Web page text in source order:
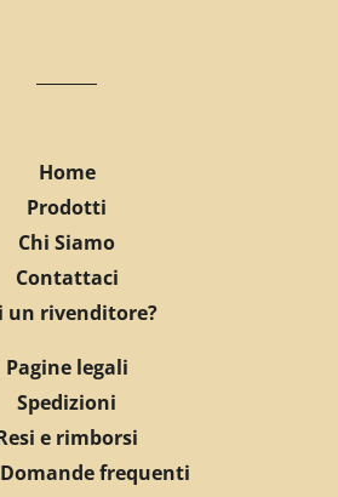
Home
Prodotti
Chi Siamo
Contattaci
un rivenditore?
Pagine legali
Spedizioni
e rimborsi
Domande frequenti